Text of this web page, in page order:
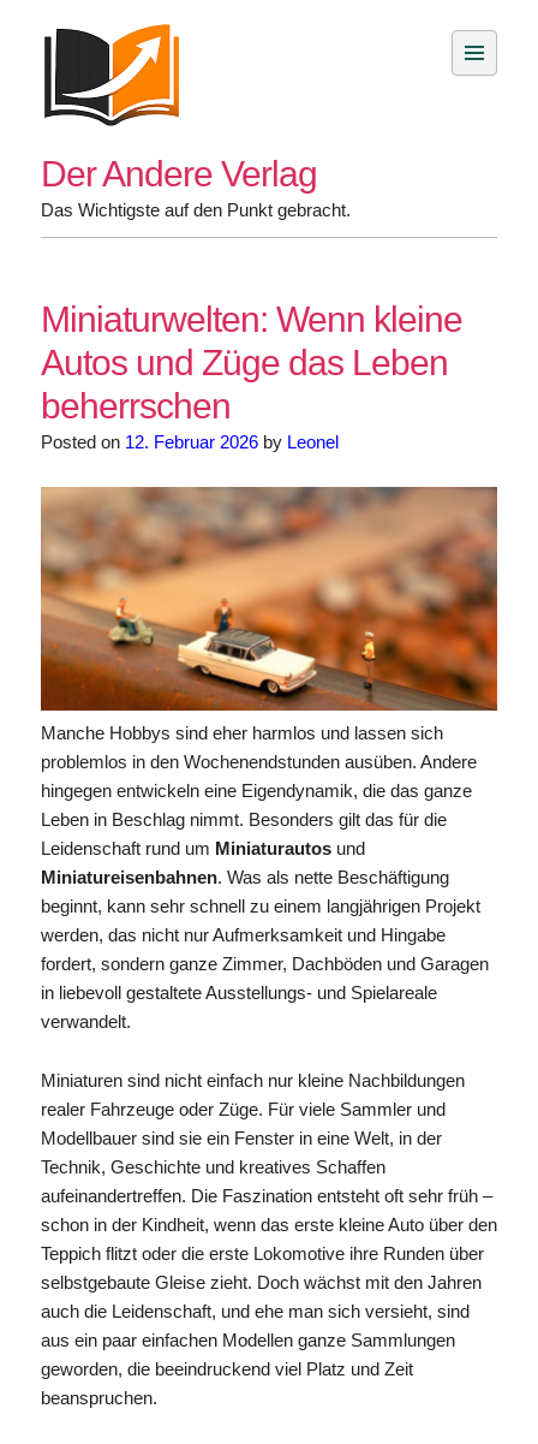
Der Andere Verlag
Das Wichtigste auf den Punkt gebracht.
Miniaturwelten: Wenn kleine
Autos und Züge das Leben
beherrschen
Posted on 12. Februar 2026by Leonel
Manche Hobbys sind eher harmlos und lassen sich
problemlos in den Wochenendstunden ausüben. Andere
hingegen entwickeln eine Eigendynamik, die das ganze
Leben in Beschlag nimmt. Besonders gilt das für die
Leidenschaft rund um Miniaturautosund
Miniatureisenbahnen. Was als nette Beschäftigung
beginnt, kann sehr schnell zu einem langjährigen Projekt
werden, das nicht nur Aufmerksamkeit und Hingabe
fordert, sondern ganze Zimmer, Dachböden und Garagen
in liebevoll gestaltete Ausstellungs- und Spielareale
verwandelt.
Miniaturen sind nicht einfach nur kleine Nachbildungen
realer Fahrzeuge oder Züge. Für viele Sammler und
Modellbauer sind sie ein Fenster in eine Welt, in der
Technik, Geschichte und kreatives Schaffen
aufeinandertreffen. Die Faszination entsteht oft sehr früh –
schon in der Kindheit, wenn das erste kleine Auto über den
Teppich flitzt oder die erste Lokomotive ihre Runden über
selbstgebaute Gleise zieht. Doch wächst mit den Jahren
auch die Leidenschaft, und ehe man sich versieht, sind
aus ein paar einfachen Modellen ganze Sammlungen
geworden, die beeindruckend viel Platz und Zeit
beanspruchen.